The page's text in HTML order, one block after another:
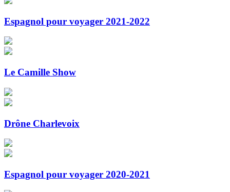
Espagnol pour voyager 2021-2022
Le Camille Show
Drône Charlevoix
Espagnol pour voyager 2020-2021